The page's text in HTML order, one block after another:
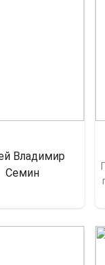
Владимир
Семин